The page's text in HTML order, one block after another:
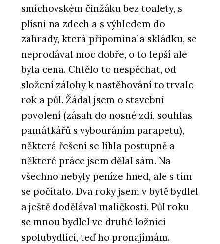
smíchovském činžáku bez toalety, s
plísní na zdech a s výhledem do
zahrady, která připomínala skládku, se
neprodával moc dobře, o to lepší ale
byla cena. Chtělo to nespěchat, od
složení zálohy k nastěhování to trvalo
rok a půl. Žádal jsem o stavební
povolení (zásah do nosné zdi, souhlas
památkářů s vybouráním parapetu),
některá řešení se líhla postupně a
některé práce jsem dělal sám. Na
všechno nebyly peníze hned, ale s tím
se počítalo. Dva roky jsem v bytě bydlel
a ještě dodělával maličkosti. Půl roku
se mnou bydlel ve druhé ložnici
spolubydlící, teď ho pronajímám.